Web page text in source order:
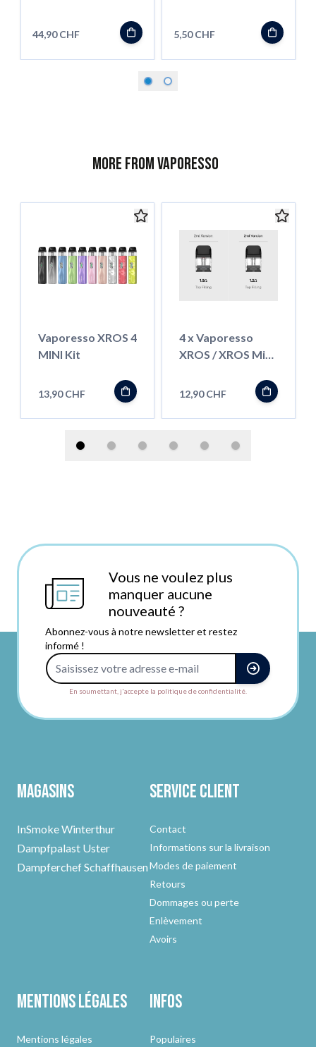
44,90 CHF 5,50 CHF
More from Vaporesso
Vaporesso XROS 4
MINI Kit
13,90 CHF
4 x Vaporesso
XROS / XROS Mini
12,90 CHF
Vous ne voulez plus
manquer aucune
nouveauté ?
Abonnez-vous à notre newsletter et restez
informé !
En soumettant, j'accepte la politique de confidentialité.
Magasins
InSmoke Winterthur
Dampfpalast Uster
Dampferchef Schaffhausen
Service client
Contact
Informations sur la livraison
Modes de paiement
Retours
Dommages ou perte
Enlèvement
Avoirs
Mentions légales
Mentions légales
Infos
Populaires